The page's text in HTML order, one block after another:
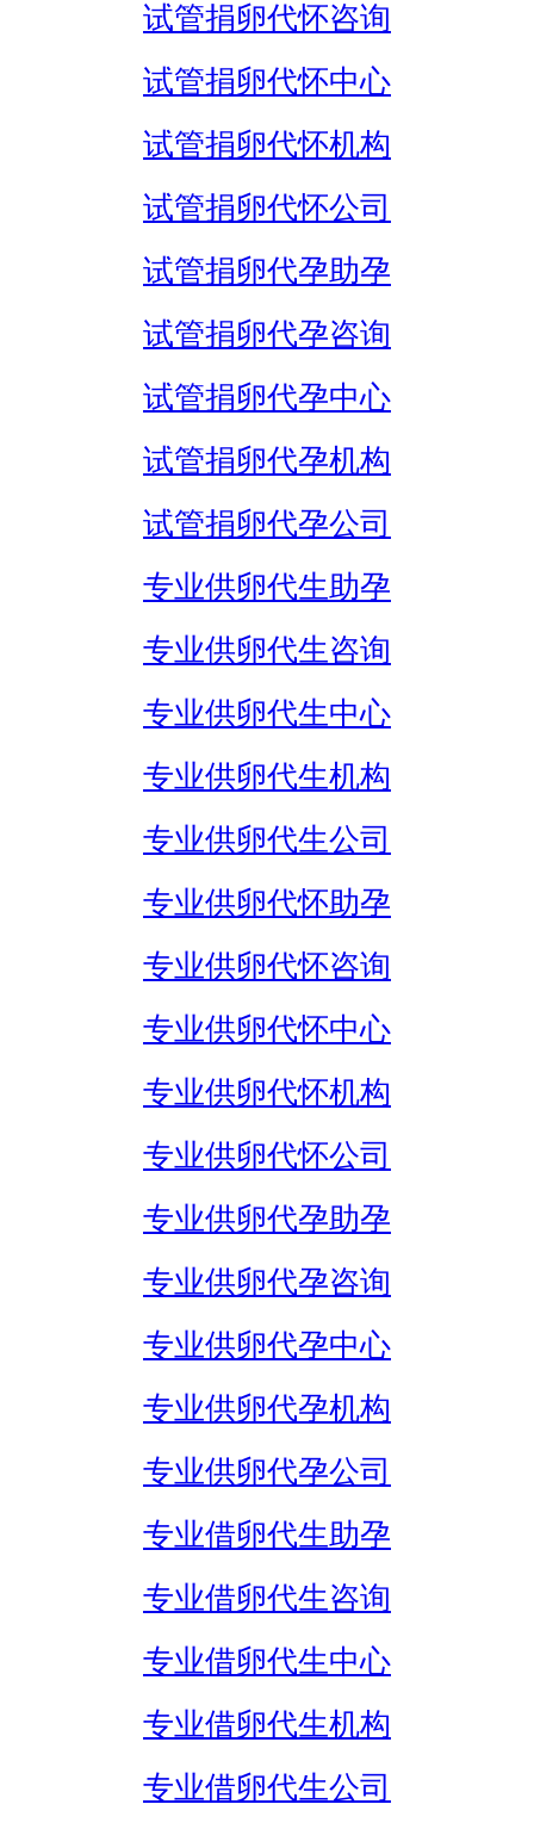
试管捐卵代怀咨询
试管捐卵代怀中心
试管捐卵代怀机构
试管捐卵代怀公司
试管捐卵代孕助孕
试管捐卵代孕咨询
试管捐卵代孕中心
试管捐卵代孕机构
试管捐卵代孕公司
专业供卵代生助孕
专业供卵代生咨询
专业供卵代生中心
专业供卵代生机构
专业供卵代生公司
专业供卵代怀助孕
专业供卵代怀咨询
专业供卵代怀中心
专业供卵代怀机构
专业供卵代怀公司
专业供卵代孕助孕
专业供卵代孕咨询
专业供卵代孕中心
专业供卵代孕机构
专业供卵代孕公司
专业借卵代生助孕
专业借卵代生咨询
专业借卵代生中心
专业借卵代生机构
专业借卵代生公司